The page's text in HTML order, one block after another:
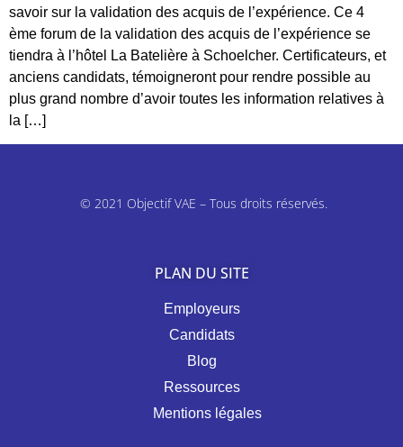
savoir sur la validation des acquis de l’expérience. Ce 4
ème forum de la validation des acquis de l’expérience se
tiendra à l’hôtel La Batelière à Schoelcher. Certificateurs, et
anciens candidats, témoigneront pour rendre possible au
plus grand nombre d’avoir toutes les information relatives à
la […]
© 2021 Objectif VAE – Tous droits réservés.
PLAN DU SITE
Employeurs
Candidats
Blog
Ressources
Mentions légales